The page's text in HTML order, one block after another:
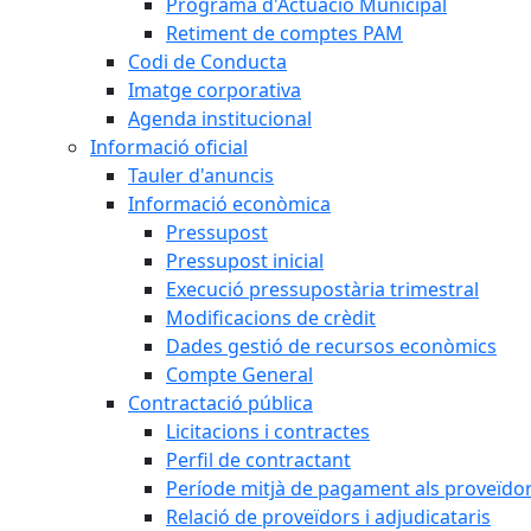
Retiment de comptes PAM
Codi de Conducta
Imatge corporativa
Agenda institucional
Informació oficial
Tauler d'anuncis
Informació econòmica
Pressupost
Pressupost inicial
Execució pressupostària trimestral
Modificacions de crèdit
Dades gestió de recursos econòmics
Compte General
Contractació pública
Licitacions i contractes
Perfil de contractant
Període mitjà de pagament als
Relació de proveïdors i adjudicataris